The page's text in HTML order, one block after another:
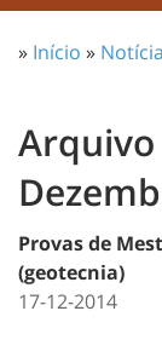
» Início »
Provas de
(geotecnia)
17-12-2014